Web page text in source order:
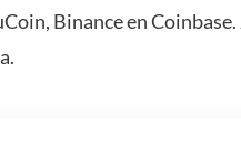
Binance en